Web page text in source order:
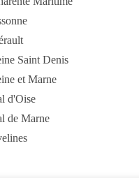
Saint Denis
et Marne
d'Oise
de Marne